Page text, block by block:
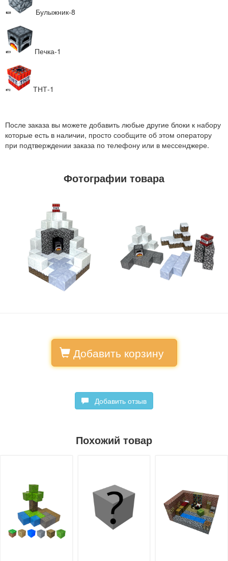
Булыжник-8
Печка-1
ТНТ-1
После заказа вы можете добавить любые другие блоки к набору
которые есть в наличии, просто сообщите об этом оператору
при подтверждении заказа по телефону или в мессенджере.
Фотографии товара
Добавить корзину
Добавить отзыв
Похожий товар